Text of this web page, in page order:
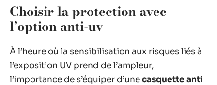
Choisir la protection avec
l’option anti-uv
À l’heure où la sensibilisation aux risques liés à
l’exposition UV prend de l’ampleur,
l’importance de s’équiper d’unecasquette anti